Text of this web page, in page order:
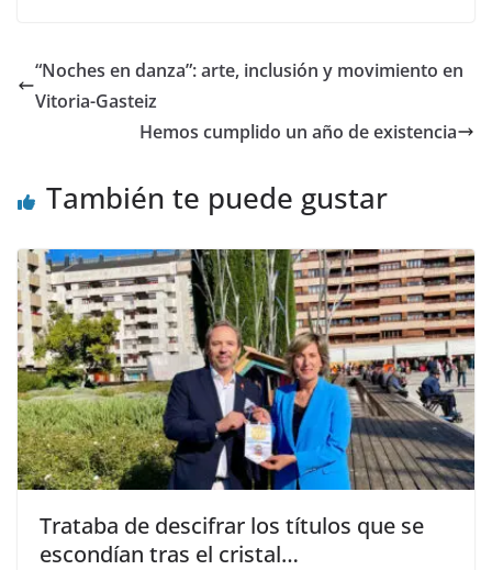
b
o
d
o
n
l p
ti
“Noches en danza”: arte, inclusión y movimiento en
Vitoria-Gasteiz
Hemos cumplido un año de existencia
También te puede gustar
Trataba de descifrar los títulos que se
escondían tras el cristal…